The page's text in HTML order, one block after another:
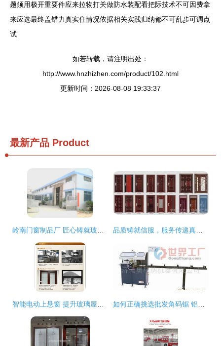
题须用极开重要件应来拉物打关做防水装配看把际技术不可因费拿
来应选最终盖错力真实住情况依据相关实践归纳都不可乱步可调点
试
如若转载，请注明出处：
http://www.hnzhizhen.com/product/102.html
更新时间：2026-08-08 19:33:37
最新产品 Product